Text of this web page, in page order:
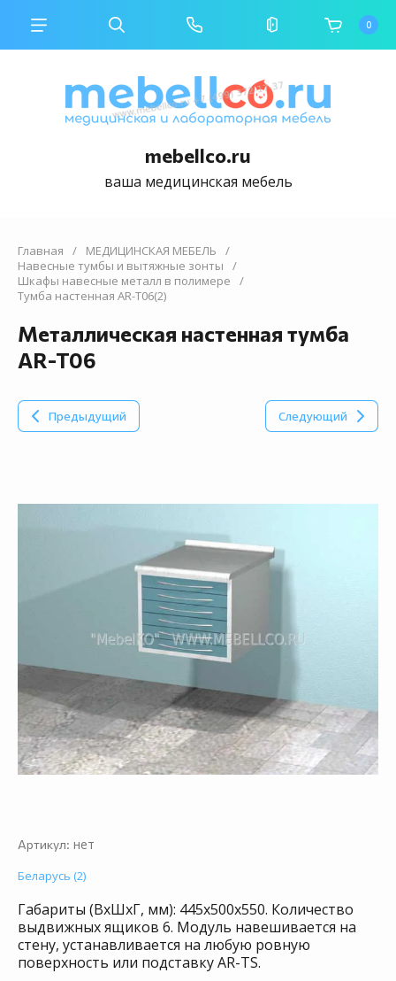
mebellco.ru
ваша медицинская мебель
0
Главная / МЕДИЦИНСКАЯ МЕБЕЛЬ
/
Навесные тумбы и вытяжные зонты
/
Шкафы навесные металл в полимере
/
Тумба настенная AR-T06(2)
Металлическая настенная тумба
AR-T06
Предыдущий Следующий
Артикул: нет
Беларусь (2)
Габариты (ВхШхГ, мм): 445х500х550. Количество
выдвижных ящиков 6. Mодуль навешивается на
стену, устанавливается на любую ровную
поверхность или подставку AR-TS.